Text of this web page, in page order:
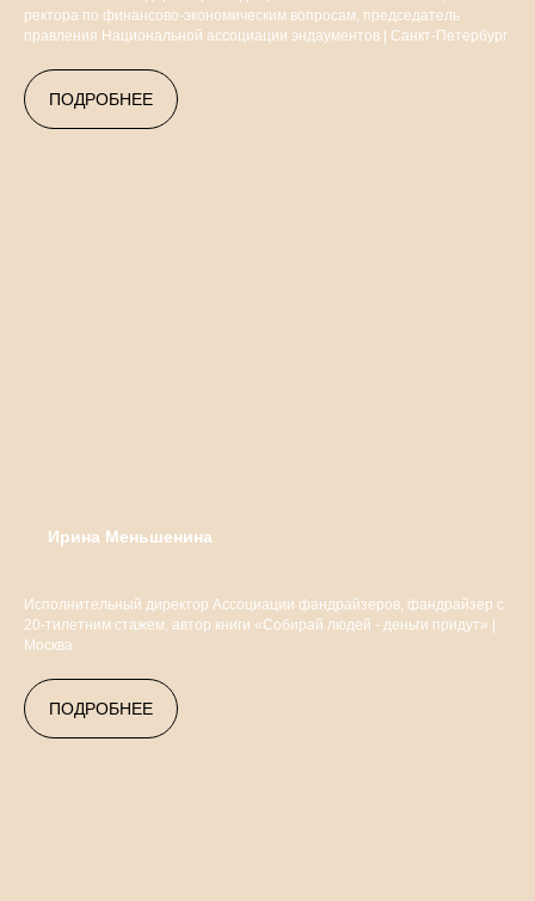
ректора по финансово-экономическим вопросам, председатель
правления Национальной ассоциации эндаументов | Санкт-Петербург
ПОДРОБНЕЕ
Ирина Меньшенина
Исполнительный директор Ассоциации фандрайзеров, фандрайзер с
20-тилетним стажем, автор книги «Собирай людей - деньги придут» |
Москва
ПОДРОБНЕЕ